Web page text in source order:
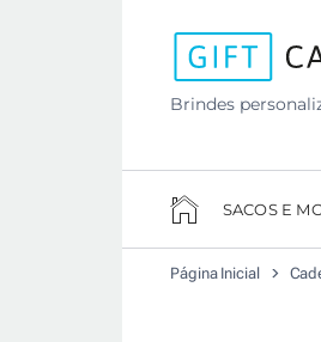
Brindes
SACOS E
Página Inicial